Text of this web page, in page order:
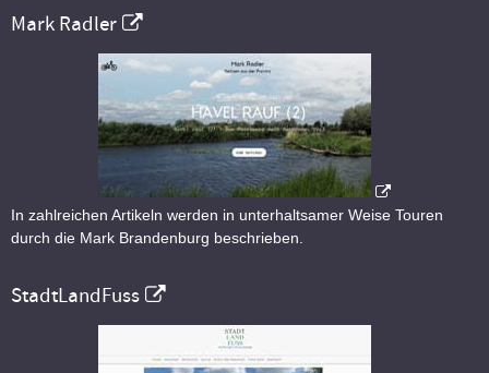
Mark Radler
In zahlreichen Artikeln werden in unterhaltsamer Weise Touren
durch die Mark Brandenburg beschrieben.
StadtLandFuss